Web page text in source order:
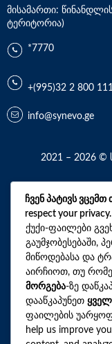
მისამართი:
ტერიტორია)
*7770
+(995)32 2 800 111
info@synevo.ge
2021 – 2026 ©
როგორ
ჩვენ პატივს
respect your privacy.
ქუქი-ფაილები
გაუმჯობესებაში,
მიწოდებასა და
აირჩიოთ, თუ
მორგება-ზე
დააწკაპუნეთ
ფაილების
help us improve